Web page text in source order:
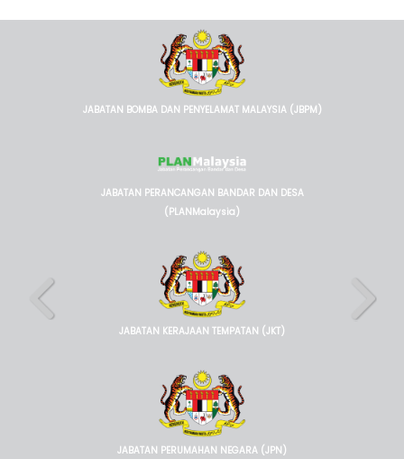
JABATAN BOMBA DAN PENYELAMAT MALAYSIA (JBPM)
JABATAN PERANCANGAN BANDAR DAN DESA
(PLANMalaysia)
JABATAN KERAJAAN TEMPATAN (JKT)
JABATAN PERUMAHAN NEGARA (JPN)